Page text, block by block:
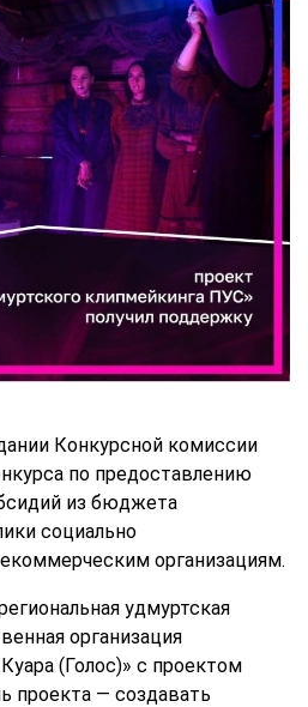
Конкурсной комиссии
по предоставлению
из бюджета
социально
организациям.
удмуртская
организация
(Голос)» с проектом
проекта — создавать